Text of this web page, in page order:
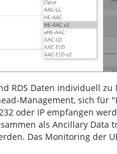
RDS Daten individuell
Management, sich für
oder IP empfangen
als Ancillary
Das Monitoring der